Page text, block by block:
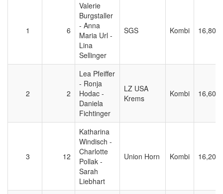
1 6
Valerie
Burgstaller
- Anna
Maria Url -
Lina
Sellinger
SGS Kombi 16,800
2 2
Lea Pfeiffer
- Ronja
Hodac -
Daniela
Fichtinger
LZ USA
Krems
Kombi 16,600
3 12
Katharina
Windisch -
Charlotte
Pollak -
Sarah
Liebhart
Union Horn Kombi 16,200